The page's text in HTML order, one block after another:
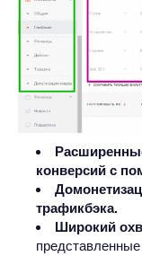
конверсий с
трафикбэка.
Широкий